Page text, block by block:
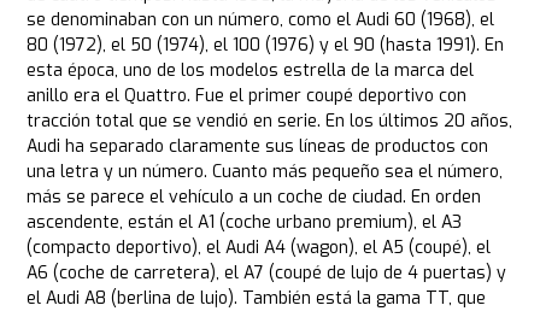
se denominaban con un número, como el Audi 60 (1968), el
80 (1972), el 50 (1974), el 100 (1976) y el 90 (hasta 1991). En
esta época, uno de los modelos estrella de la marca del
anillo era el Quattro. Fue el primer coupé deportivo con
tracción total que se vendió en serie. En los últimos 20 años,
Audi ha separado claramente sus líneas de productos con
una letra y un número. Cuanto más pequeño sea el número,
más se parece el vehículo a un coche de ciudad. En orden
ascendente, están el A1 (coche urbano premium), el A3
(compacto deportivo), el Audi A4 (wagon), el A5 (coupé), el
A6 (coche de carretera), el A7 (coupé de lujo de 4 puertas) y
el Audi A8 (berlina de lujo). También está la gama TT, que